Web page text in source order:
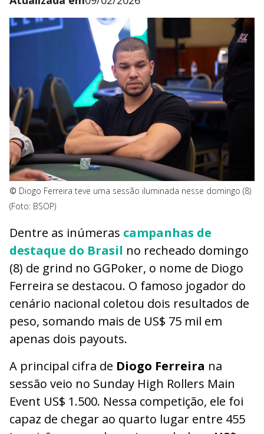
© Diogo Ferreira teve uma sessão iluminada nesse domingo (8)
(Foto: BSOP)
Dentre as inúmeras campanhas de
destaque do Brasil no recheado domingo
(8) de grind no GGPoker, o nome de Diogo
Ferreira se destacou. O famoso jogador do
cenário nacional coletou dois resultados de
peso, somando mais de US$ 75 mil em
apenas dois payouts.
A principal cifra de Diogo Ferreira na
sessão veio no Sunday High Rollers Main
Event US$ 1.500. Nessa competição, ele foi
capaz de chegar ao quarto lugar entre 455